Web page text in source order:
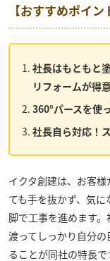
【おすすめポイン
社長はもともと
リフォームが得意
360°パースを使
社長自ら対応！
イクタ創建は、お客
ても手を抜かず、気
脚で工事を進めます。
渡ってしっかり自分
ることが同社の特長で